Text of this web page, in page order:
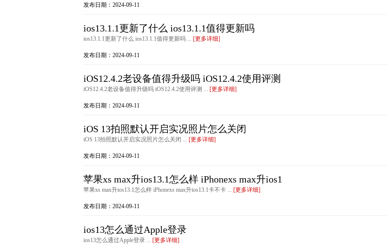
发布日期：2024-09-11
ios13.1.1更新了什么 ios13.1.1值得更新吗
ios13.1.1更新了什么 ios13.1.1值得更新吗 ... [更多详细]
发布日期：2024-09-11
iOS12.4.2老设备值得升级吗 iOS12.4.2使用评测
iOS12.4.2老设备值得升级吗 iOS12.4.2使用评测 ... [更多详细]
发布日期：2024-09-11
iOS 13拍照默认开启实况照片怎么关闭
iOS 13拍照默认开启实况照片怎么关闭 ... [更多详细]
发布日期：2024-09-11
苹果xs max升ios13.1怎么样 iPhonexs max升ios1
苹果xs max升ios13.1怎么样 iPhonexs max升ios13.1卡不卡 ... [更多详细]
发布日期：2024-09-11
ios13怎么通过Apple登录
ios13怎么通过Apple登录 ... [更多详细]